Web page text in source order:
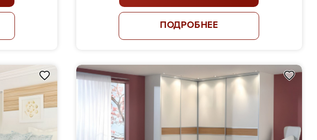
ПОДРОБНЕЕ